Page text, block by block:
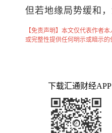
但若地缘局势缓和
【免责声明】本文仅代表作者
或完整性提供任何明示或暗示
下载汇通财经